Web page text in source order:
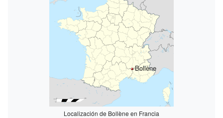
Bollène
Localización de Bollène en Francia